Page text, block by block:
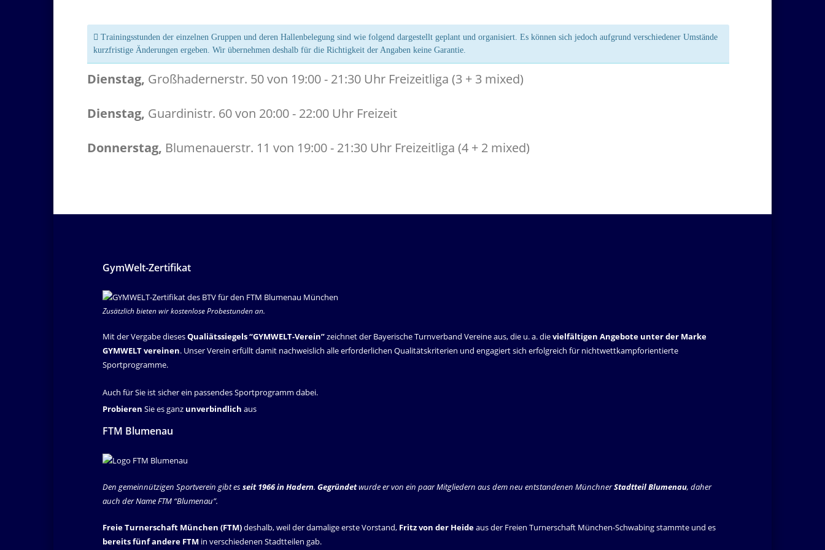
Trainingsstunden der einzelnen Gruppen und deren Hallenbelegung sind wie folgend dargestellt geplant und organisiert. Es können sich jedoch aufgrund verschiedener Umstände
kurzfristige Änderungen ergeben. Wir übernehmen deshalb für die Richtigkeit der Angaben keine Garantie.
Dienstag, Großhadernerstr. 50 von 19:00 - 21:30 Uhr Freizeitliga (3 + 3 mixed)
Dienstag, Guardinistr. 60 von 20:00 - 22:00 Uhr Freizeit
Donnerstag, Blumenauerstr. 11 von 19:00 - 21:30 Uhr Freizeitliga (4 + 2 mixed)
GymWelt-Zertifikat
Zusätzlich bieten wir kostenlose Probestunden an.
Mit der Vergabe diesesQualiätssiegels “GYMWELT-Verein”zeichnet der Bayerische Turnverband Vereine aus, die u. a. dievielfältigen Angebote unter der Marke
GYMWELT vereinen. Unser Verein erfüllt damit nachweislich alle erforderlichen Qualitätskriterien und engagiert sich erfolgreich für nichtwettkampforientierte
Sportprogramme.
Auch für Sie ist sicher ein passendes Sportprogramm dabei.
Probieren Sie es ganz unverbindlich aus
FTM Blumenau
Den gemeinnützigen Sportverein gibt esseit 1966 in Hadern. Gegründetwurde er von ein paar Mitgliedern aus dem neu entstandenen MünchnerStadtteil Blumenau, daher
auch der Name FTM “Blumenau”.
Freie Turnerschaft München (FTM)deshalb, weil der damalige erste Vorstand, Fritz von der Heideaus der Freien Turnerschaft München-Schwabing stammte und es
bereits fünf andere FTM in verschiedenen Stadtteilen gab.